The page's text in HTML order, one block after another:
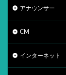
アナウンサー
CM
インターネット